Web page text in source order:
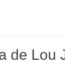
de Lou